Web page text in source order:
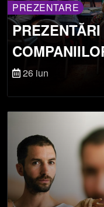
PREZENTARE
26 iun